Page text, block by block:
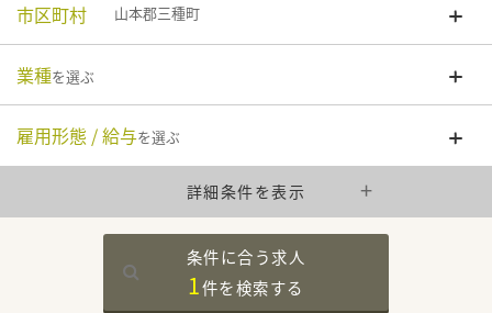
市区町村 山本郡三種町
業種を選ぶ
雇用形態 / 給与を選ぶ
詳細条件を表示
条件に合う求人
1件を検索する